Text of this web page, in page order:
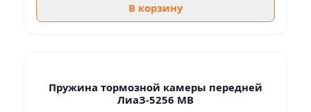
В корзину
Пружина тормозной камеры передней
ЛиаЗ-5256 МВ